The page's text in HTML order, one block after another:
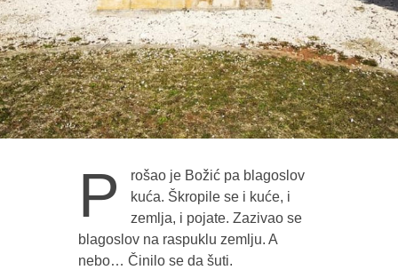
P
rošao je Božić pa blagoslov
kuća. Škropile se i kuće, i
zemlja, i pojate. Zazivao se
blagoslov na raspuklu zemlju. A
nebo… Činilo se da šuti.